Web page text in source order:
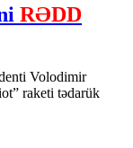
RƏDD
Volodimir
raketi tədarük